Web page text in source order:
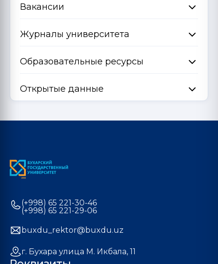
Вакансии
Журналы университета
Образовательные ресурсы
Открытые данные
(+998) 65 221-30-46
(+998) 65 221-29-06
buxdu_rektor@buxdu.uz
г. Бухара улица М. Икбала, 11